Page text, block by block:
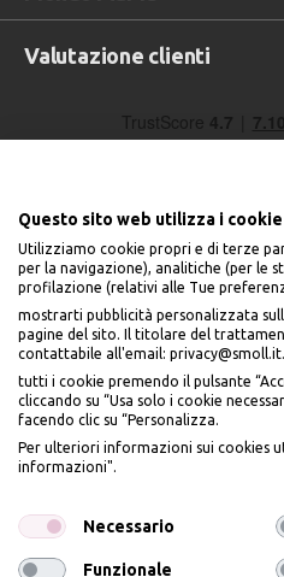
Valutazione clienti
Accettiamo
Seguici sui social
Questo sito web utilizza i cookie
Utilizziamo cookie propri e di terze
per la navigazione), analitiche (per le
profilazione (relativi alle Tue
mostrarti pubblicità personalizzata
pagine del sito. Il titolare del
contattabile all'email:
tutti i cookie premendo il pulsante
cliccando su “Usa solo i cookie
facendo clic su “Personalizza.
Per ulteriori informazioni sui cookies
informazioni".
Necessario
Funzionale
BENVENUTO DA
PIÙME
IL10% DI SCONTO